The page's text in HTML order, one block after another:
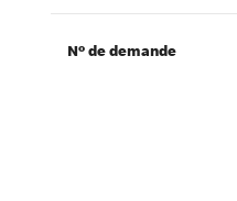
Nº de demande